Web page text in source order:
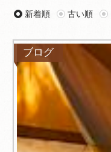
旅行記
グルメ
ブログ
新着順 古い順
ブログ